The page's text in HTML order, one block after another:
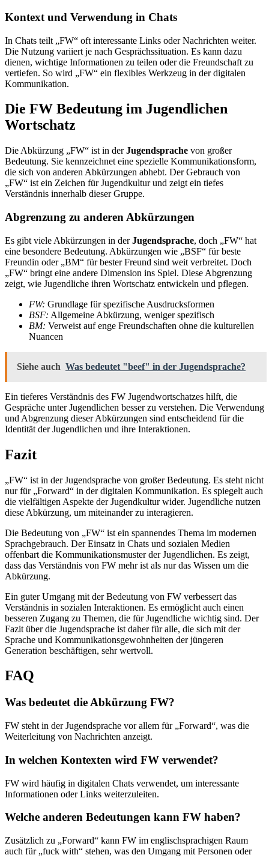
Kontext und Verwendung in Chats
In Chats teilt „FW“ oft interessante Links oder Nachrichten weiter.
Die Nutzung variiert je nach Gesprächssituation. Es kann dazu
dienen, wichtige Informationen zu teilen oder die Freundschaft zu
vertiefen. So wird „FW“ ein flexibles Werkzeug in der digitalen
Kommunikation.
Die FW Bedeutung im Jugendlichen
Wortschatz
Die Abkürzung „FW“ ist in derJugendsprache von großer
Bedeutung. Sie kennzeichnet eine spezielle Kommunikationsform,
die sich von anderen Abkürzungen abhebt. Der Gebrauch von
„FW“ ist ein Zeichen für Jugendkultur und zeigt ein tiefes
Verständnis innerhalb dieser Gruppe.
Abgrenzung zu anderen Abkürzungen
Es gibt viele Abkürzungen in derJugendsprache, doch „FW“ hat
eine besondere Bedeutung. Abkürzungen wie „BSF“ für beste
Freundin oder „BM“ für bester Freund sind weit verbreitet. Doch
„FW“ bringt eine andere Dimension ins Spiel. Diese Abgrenzung
zeigt, wie Jugendliche ihren Wortschatz entwickeln und pflegen.
FW: Grundlage für spezifische Ausdrucksformen
BSF: Allgemeine Abkürzung, weniger spezifisch
BM: Verweist auf enge Freundschaften ohne die kulturellen
Nuancen
Siehe auch Was bedeutet "beef" in der Jugendsprache?
Ein tieferes Verständnis des FW Jugendwortschatzes hilft, die
Gespräche unter Jugendlichen besser zu verstehen. Die Verwendung
und Abgrenzung dieser Abkürzungen sind entscheidend für die
Identität der Jugendlichen und ihre Interaktionen.
Fazit
„FW“ ist in der Jugendsprache von großer Bedeutung. Es steht nicht
nur für „Forward“ in der digitalen Kommunikation. Es spiegelt auch
die vielfältigen Aspekte der Jugendkultur wider. Jugendliche nutzen
diese Abkürzung, um miteinander zu interagieren.
Die Bedeutung von „FW“ ist ein spannendes Thema im modernen
Sprachgebrauch. Der Einsatz in Chats und sozialen Medien
offenbart die Kommunikationsmuster der Jugendlichen. Es zeigt,
dass das Verständnis von FW mehr ist als nur das Wissen um die
Abkürzung.
Ein guter Umgang mit der Bedeutung von FW verbessert das
Verständnis in sozialen Interaktionen. Es ermöglicht auch einen
besseren Zugang zu Themen, die für Jugendliche wichtig sind. Der
Fazit über die Jugendsprache ist daher für alle, die sich mit der
Sprache und Kommunikationsgewohnheiten der jüngeren
Generation beschäftigen, sehr wertvoll.
FAQ
Was bedeutet die Abkürzung FW?
FW steht in der Jugendsprache vor allem für „Forward“, was die
Weiterleitung von Nachrichten anzeigt.
In welchen Kontexten wird FW verwendet?
FW wird häufig in digitalen Chats verwendet, um interessante
Informationen oder Links weiterzuleiten.
Welche anderen Bedeutungen kann FW haben?
Zusätzlich zu „Forward“ kann FW im englischsprachigen Raum
auch für „fuck with“ stehen, was den Umgang mit Personen oder